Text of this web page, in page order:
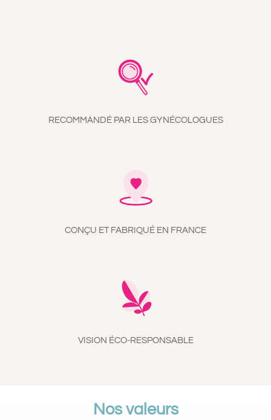
RECOMMANDÉ PAR LES GYNÉCOLOGUES
CONÇU ET FABRIQUÉ EN FRANCE
VISION ÉCO-RESPONSABLE
Nos valeurs